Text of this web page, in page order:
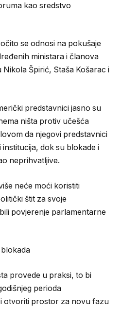
kao sredstvo
se odnosi na pokušaje
ministara i članova
Nikola Špirić, Staša Košarac i
predstavnici jasno su
ništa protiv učešća
da njegovi predstavnici
dok su blokade i
neprihvatljive.
neće moći koristiti
štit za svoje
povjerenje parlamentarne
provede u praksi, to bi
perioda
otvoriti prostor za novu fazu